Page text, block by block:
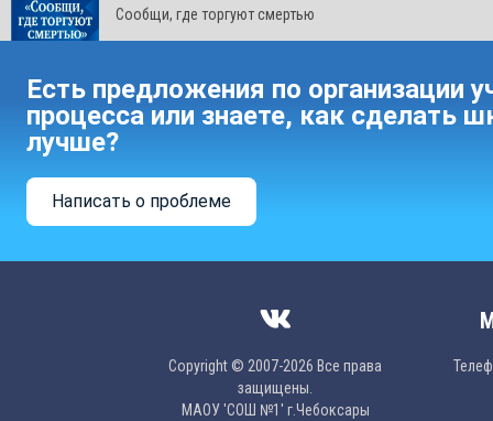
Сообщи, где торгуют смертью
Есть предложения по организации
процесса или знаете, как сделать
лучше?
Написать о проблеме
Copyright © 2007-2026 Все права
защищены.
МAОУ 'CОШ №1' г.Чебоксары